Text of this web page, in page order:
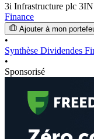
3i Infrastructure plc
Finance
Ajouter à mon
•
Synthèse Dividendes
•
Sponsorisé